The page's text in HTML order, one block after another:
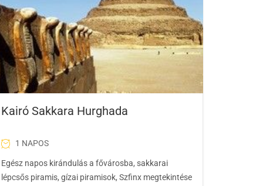
Kairó Sakkara Hurghada
1 NAPOS
Egész napos kirándulás a fővárosba, sakkarai
lépcsős piramis, gízai piramisok, Szfinx megtekintése